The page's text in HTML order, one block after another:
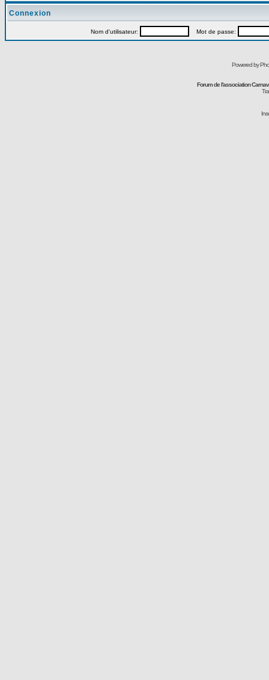
Connexion
Nom d'utilisateur: Mot de passe:
Powered by
Forum de l'association